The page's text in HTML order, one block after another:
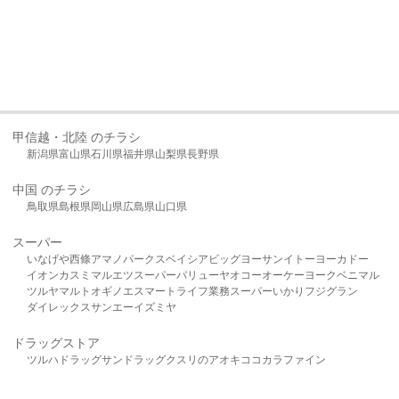
甲信越・北陸 のチラシ
新潟県富山県石川県福井県山梨県長野県
中国 のチラシ
鳥取県島根県岡山県広島県山口県
スーパー
いなげや西條アマノパークスベイシア ビッグヨーサンイトーヨーカドー
イオンカスミ マルエツスーパーバリューヤオコーオーケー ヨークベニマル
ツルヤマルト オギノ エスマート ライフ業務スーパーいかり フジグラン
ダイレックスサンエーイズミヤ
ドラッグストア
ツルハドラッグサンドラッグクスリのアオキ ココカラファイン